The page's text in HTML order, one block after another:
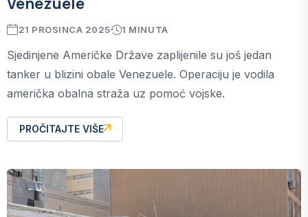
21 PROSINCA 2025 1 MINUTA
Sjedinjene Američke Države zaplijenile su još jedan
tanker u blizini obale Venezuele. Operaciju je vodila
američka obalna straža uz pomoć vojske.
PROČITAJTE VIŠE